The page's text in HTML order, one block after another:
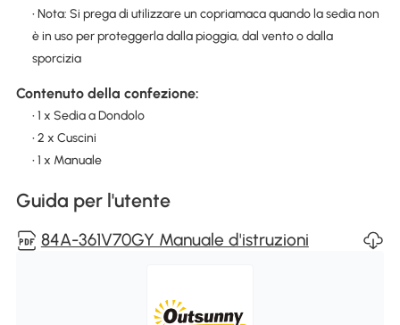
• Nota: Si prega di utilizzare un copriamaca quando la sedia non
è in uso per proteggerla dalla pioggia, dal vento o dalla
sporcizia
Contenuto della confezione:
• 1 x Sedia a Dondolo
• 2 x Cuscini
• 1 x Manuale
Guida per l'utente
84A-361V70GY Manuale d'istruzioni